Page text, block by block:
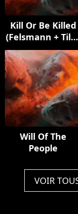
Kill Or Be Killed
(Felsmann + Tiley
Will Of The
People
VOIR